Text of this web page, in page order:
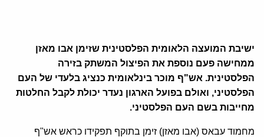
ישיבת המועצה הלאומית הפלסטינית שזימן אבו מאזן
ממחישה פעם נוספת את הפיצול המשתק בזירה
הפלסטינית. אש"ף מוכר בינלאומית כנציג בלעדי של העם
הפלסטיני, ואולם בפועל הארגון נעדר יכולת לקבל החלטות
מחייבות בשם העם הפלסטיני.
מחמוד עבאס (אבו מאזן) זימן בתוקף תפקידו כראש אש"ף